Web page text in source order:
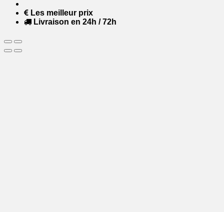
Les meilleur prix
Livraison en 24h / 72h